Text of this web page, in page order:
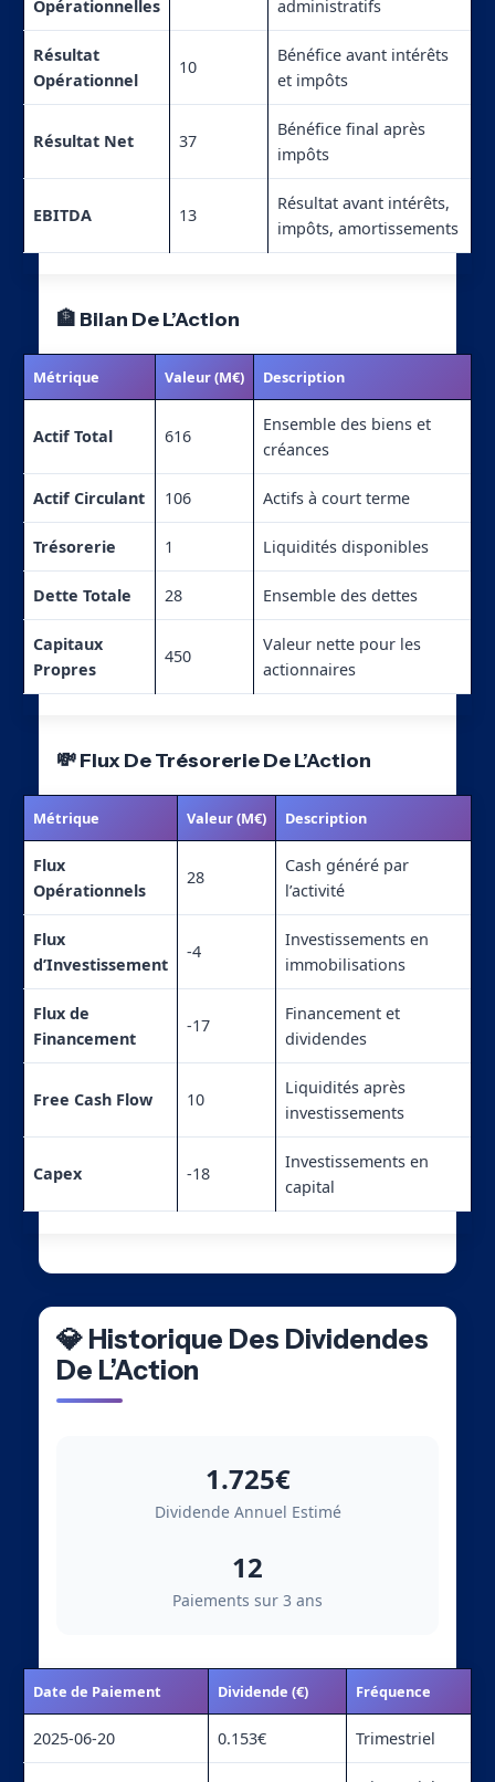
Opérationnelles
administratifs
Résultat
Opérationnel
10
Bénéfice avant intérêts
et impôts
Résultat Net 37
Bénéfice final après
impôts
EBITDA 13
Résultat avant intérêts,
impôts, amortissements
🏦 Bilan De L’Action
Métrique Valeur (M€) Description
Actif Total 616
Ensemble des biens et
créances
Actif Circulant 106 Actifs à court terme
Trésorerie 1 Liquidités disponibles
Dette Totale 28 Ensemble des dettes
Capitaux
Propres
450
Valeur nette pour les
actionnaires
💸 Flux De Trésorerie De L’Action
Métrique Valeur (M€) Description
Flux
Opérationnels
28
Cash généré par
l’activité
Flux
d’Investissement
-4
Investissements en
immobilisations
Flux de
Financement
-17
Financement et
dividendes
Free Cash Flow 10
Liquidités après
investissements
Capex -18
Investissements en
capital
💎 Historique Des Dividendes
De L’Action
1.725€
Dividende Annuel Estimé
12
Paiements sur 3 ans
Date de Paiement Dividende (€) Fréquence
2025-06-20 0.153€ Trimestriel